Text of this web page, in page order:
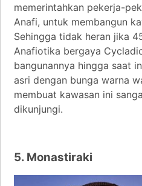
memerintahkan pekerja-
Anafi, untuk membangun
Sehingga tidak heran jika
Anafiotika bergaya
bangunannya hingga saat
asri dengan bunga warna
membuat kawasan ini
dikunjungi.
5. Monastiraki